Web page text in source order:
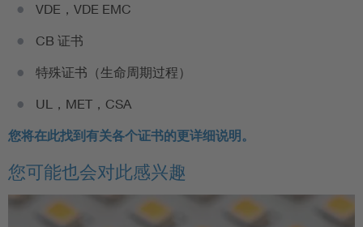
VDE，VDE EMC
CB 证书
特殊证书（生命周期过程）
UL，MET，CSA
您将在此找到有关各个证书的更详细说明。
您可能也会对此感兴趣